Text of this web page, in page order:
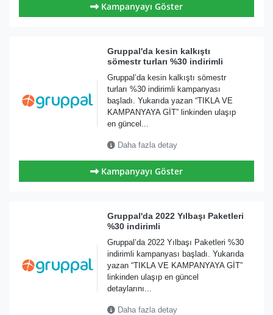
Kampanyayı Göster
Gruppal'da kesin kalkıştı
sömestr turları %30 indirimli
Gruppal’da kesin kalkıştı sömestr
turları %30 indirimli kampanyası
başladı. Yukarıda yazan “TIKLA VE
KAMPANYAYA GİT” linkinden ulaşıp
en güncel...
Daha fazla detay
Kampanyayı Göster
Gruppal'da 2022 Yılbaşı Paketleri
%30 indirimli
Gruppal’da 2022 Yılbaşı Paketleri %30
indirimli kampanyası başladı. Yukarıda
yazan “TIKLA VE KAMPANYAYA GİT”
linkinden ulaşıp en güncel
detaylarını...
Daha fazla detay